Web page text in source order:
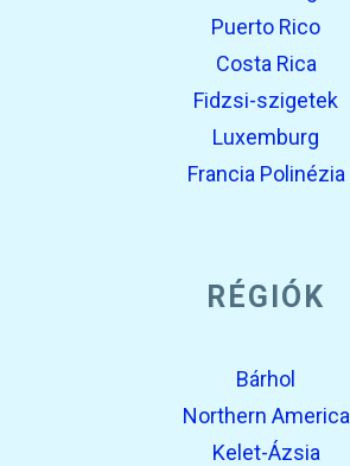
Puerto Rico
Costa Rica
Fidzsi-szigetek
Luxemburg
Francia Polinézia
RÉGIÓK
Bárhol
Northern America
Kelet-Ázsia